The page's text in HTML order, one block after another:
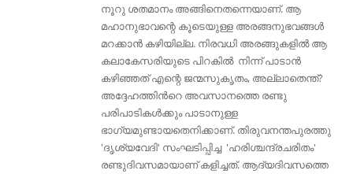
നൂറു ശതമാനം അങ്ങിനെതന്നെയാണ്. ആ
മഹാനുഭാവന്റെ കൂടെയുള്ള അരങ്ങനുഭവങ്ങൾ
മറക്കാൻ കഴിയില്ല. നിരവധി അരങ്ങുകളിൽ ആ
കലാകേസരിയുടെ പിറകിൽ നിന്ന് പാടാൻ
കഴിഞ്ഞത് എന്റെ ജന്മസുകൃതം, അല്ലാതെന്ത്‌?
അദ്ദേഹത്തിൻറെ അവസാനത്തെ രണ്ടു
പരിപാടികൾക്കും പാടാനുള്ള
ഭാഗ്യമുണ്ടായതെനിക്കാണ്. തിരുവനന്തപുരത്തു
'ദൃശ്യവേദി' സംഘടിപ്പിച്ച 'ഹരിശ്ചന്ദ്രചരിതം'
രണ്ടുദിവസമായാണ് കളിച്ചത്. ആദ്യദിവസത്തെ